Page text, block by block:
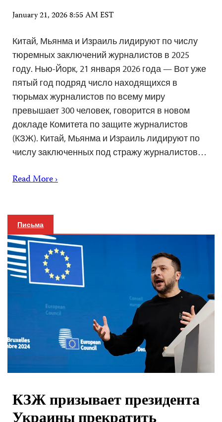
January 21, 2026 8:55 AM EST
Китай, Мьянма и Израиль лидируют по числу
тюремных заключений журналистов в 2025
году. Нью-Йорк, 21 января 2026 года — Вот уже
пятый год подряд число находящихся в
тюрьмах журналистов по всему миру
превышает 300 человек, говорится в новом
докладе Комитета по защите журналистов
(КЗЖ). Китай, Мьянма и Израиль лидируют по
числу заключенных под стражу журналистов…
Read More ›
Письма
КЗЖ призывает президента